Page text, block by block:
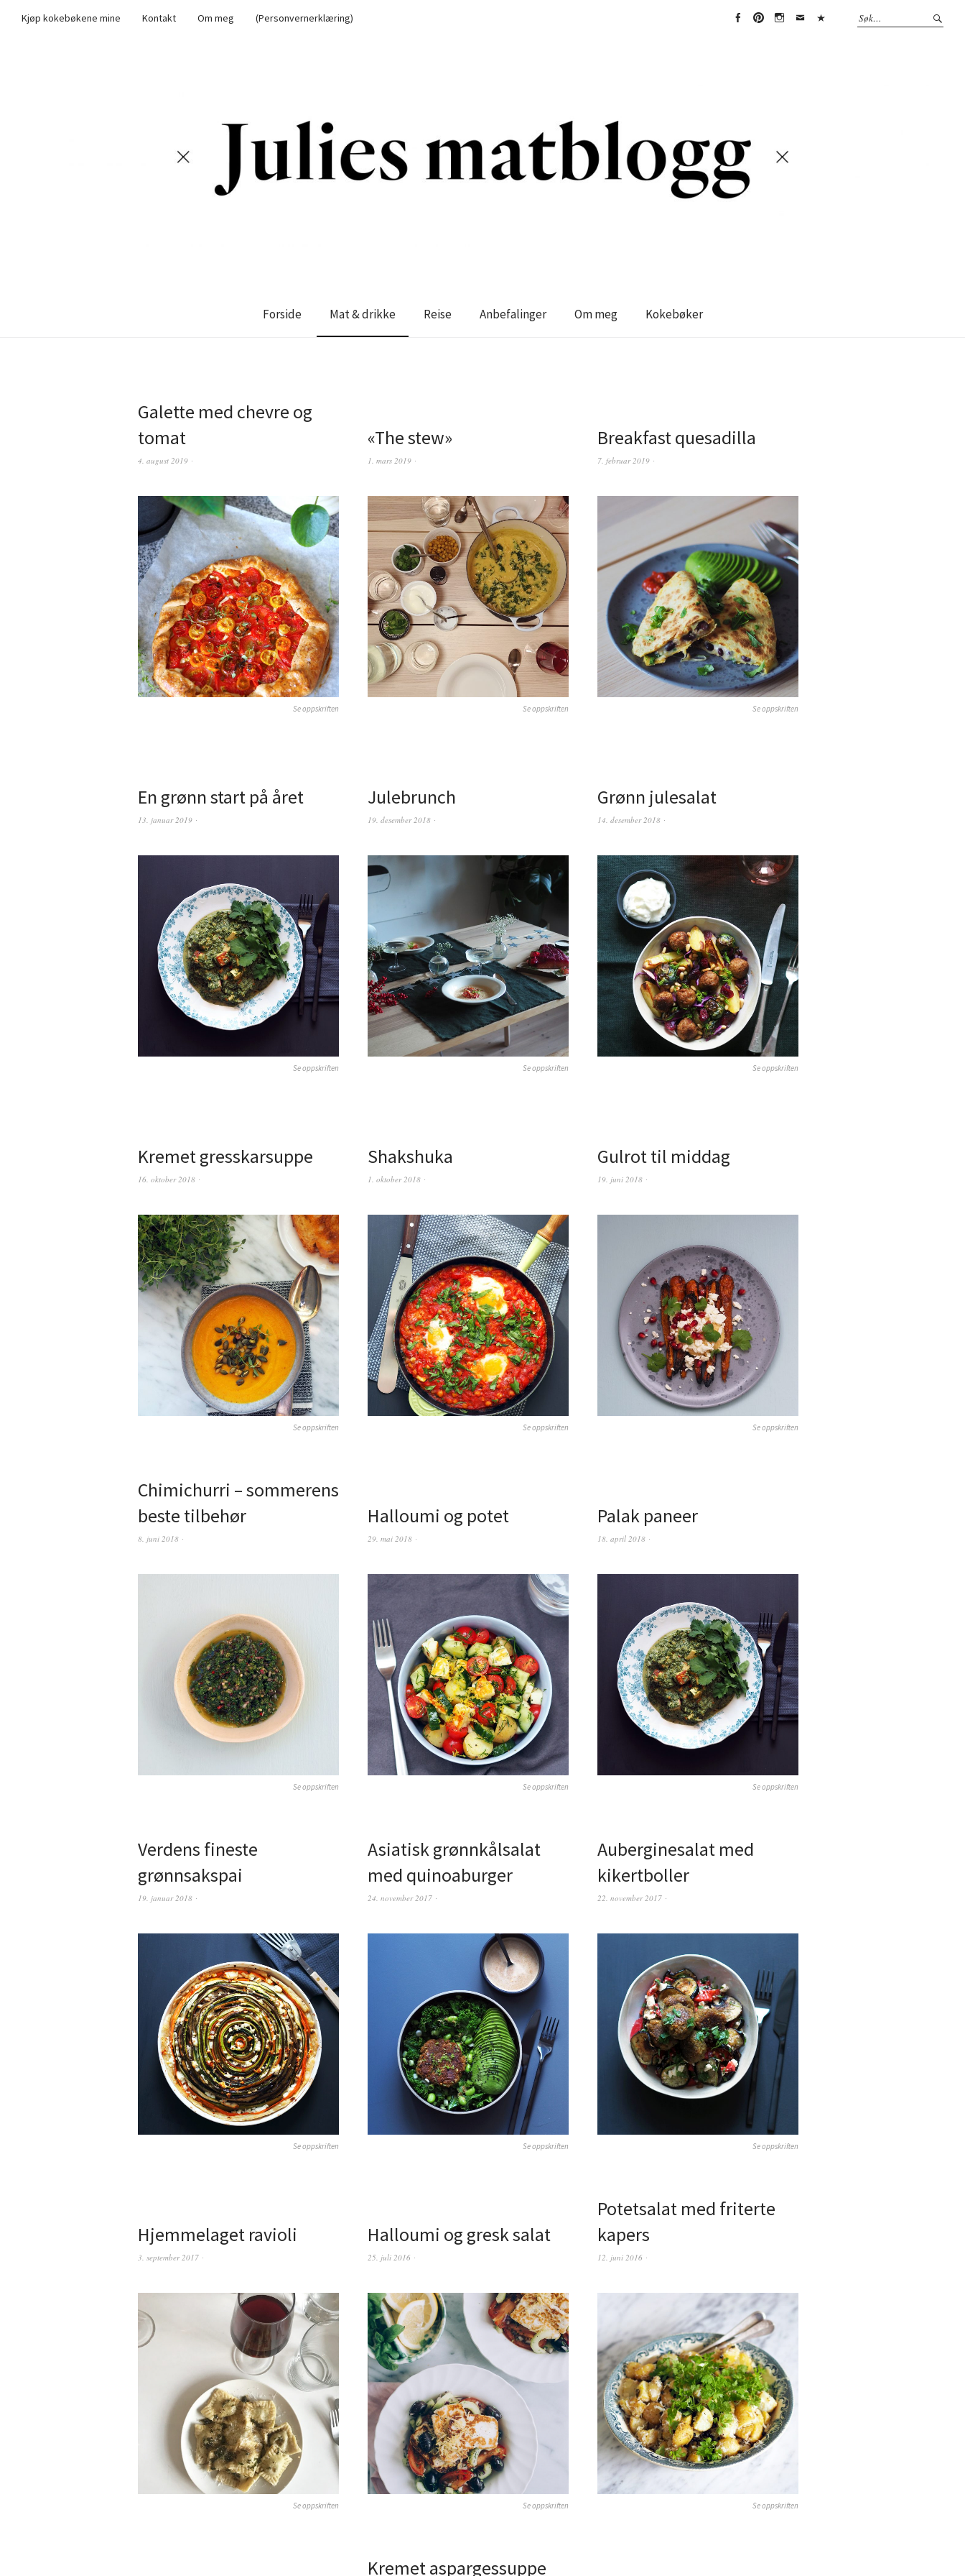
Kjøp kokebøkene mine Kontakt Om meg
(Personvernerklæring)
Forside Mat & drikke Reise Anbefalinger Om meg Kokebøker
Galette med chevre og
tomat
4. august 2019
Se oppskriften
«The stew»
1. mars 2019
Se oppskriften
Breakfast quesadilla
7. februar 2019
Se oppskriften
En grønn start på året
13. januar 2019
Se oppskriften
Julebrunch
19. desember 2018
Se oppskriften
Grønn julesalat
14. desember 2018
Se oppskriften
Kremet gresskarsuppe
16. oktober 2018
Se oppskriften
Shakshuka
1. oktober 2018
Se oppskriften
Gulrot til middag
19. juni 2018
Se oppskriften
Chimichurri – sommerens
beste tilbehør
8. juni 2018
Se oppskriften
Halloumi og potet
29. mai 2018
Se oppskriften
Palak paneer
18. april 2018
Se oppskriften
Verdens fineste
grønnsakspai
19. januar 2018
Se oppskriften
Asiatisk grønnkålsalat
med quinoaburger
24. november 2017
Se oppskriften
Auberginesalat med
kikertboller
22. november 2017
Se oppskriften
Hjemmelaget ravioli
3. september 2017
Se oppskriften
Halloumi og gresk salat
25. juli 2016
Se oppskriften
Potetsalat med friterte
kapers
12. juni 2016
Se oppskriften
Kremet aspargessuppe